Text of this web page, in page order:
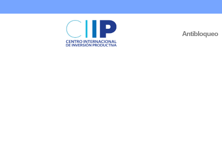
Antibloqueo